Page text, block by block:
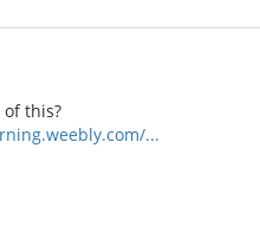
of this?
...